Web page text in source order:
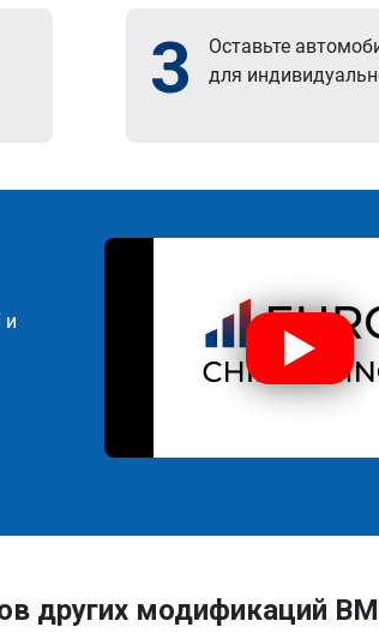
3
Оставьте
для
и
других модификаций